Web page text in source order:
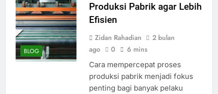
BLOG
Produksi Pabrik agar Lebih
Efisien
Zidan Rahadian
2 bulan
ago
0 6 mins
Cara mempercepat proses
produksi pabrik menjadi fokus
penting bagi banyak pelaku